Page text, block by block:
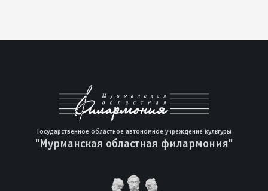
Государственное областное автономное учреждение культуры
"Мурманская областная филармония"